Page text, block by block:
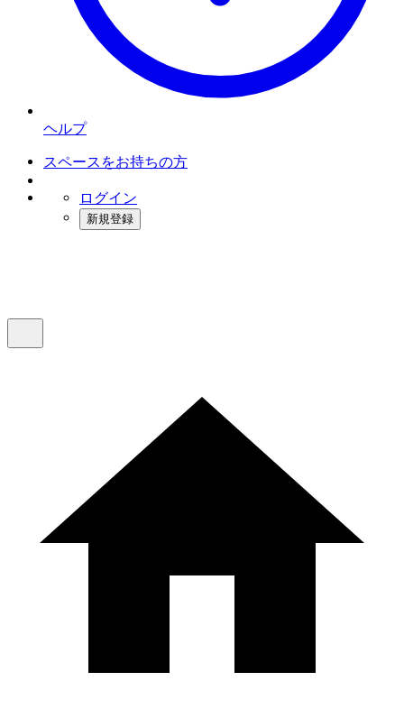
ヘルプ
スペースをお持ちの方
ログイン
新規登録